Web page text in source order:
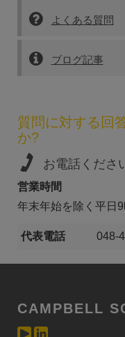
よくある質問
ブログ記事
質問に対する回
か?
お電話くださ
営業時間
年末年始を除く平日
代表電話 048-
CAMPBELL